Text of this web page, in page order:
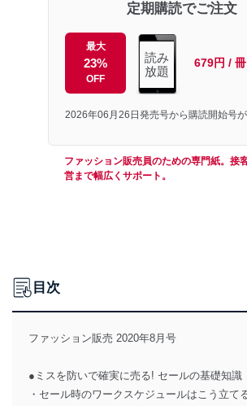
定期購読でご注文
最大
23%
OFF
読み
放題
679円 / 冊
2026年06月26日発売号から購読開始号が
ファッション販売員のための専門紙。接
営まで幅広くサポート。
目次
ファッション販売 2020年8月号
●ミスを防いで確実に売る! セールの基礎知識
・セール時のワークスケジュールはこう立て